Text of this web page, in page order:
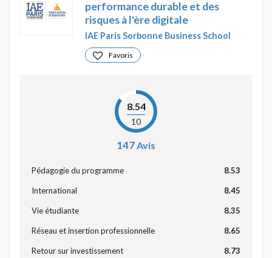
performance durable et des
risques à l'ère digitale
IAE Paris Sorbonne Business School
Favoris
8.54
10
147Avis
Pédagogie du programme 8.53
International 8.45
Vie étudiante 8.35
Réseau et insertion professionnelle 8.65
Retour sur investissement 8.73